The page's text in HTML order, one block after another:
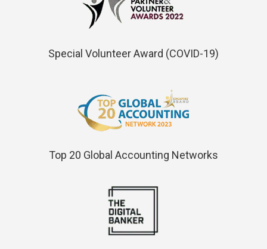
Special Volunteer Award (COVID-19)
Top 20 Global Accounting Networks